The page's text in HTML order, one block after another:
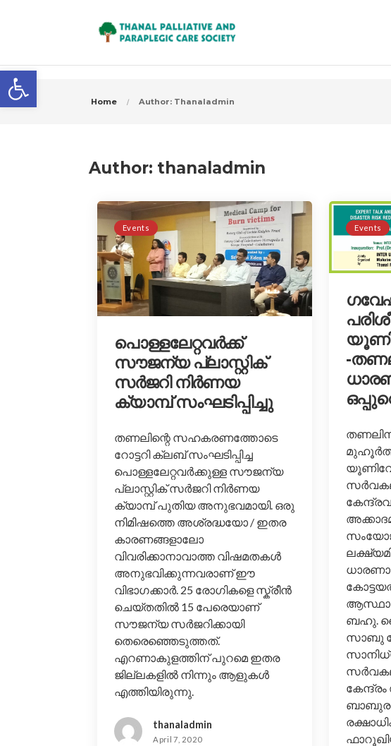
Open toolbar
Home Author: Thanaladmin
Author: thanaladmin
Events
പൊള്ളലേറ്റവർക്ക്
സൗജന്യ പ്ലാസ്റ്റിക്
സർജറി നിർണയ
ക്യാമ്പ്‌ സംഘടിപ്പിച്ചു
തണലിന്റെ സഹകരണത്തോടെ
റോട്ടറി ക്ലബ്‌ സംഘടിപ്പിച്ച
പൊള്ളലേറ്റവർക്കുള്ള സൗജന്യ
പ്ലാസ്റ്റിക് സർജറി നിർണയ
ക്യാമ്പ്‌ പുതിയ അനുഭവമായി. ഒരു
നിമിഷത്തെ അശ്രദ്ധയോ / ഇതര
കാരണങ്ങളാലോ
വിവരിക്കാനാവാത്ത വിഷമതകൾ
അനുഭവിക്കുന്നവരാണ് ഈ
വിഭാഗക്കാർ. 25 രോഗികളെ സ്ക്രീൻ
ചെയ്തതിൽ 15 പേരെയാണ്
സൗജന്യ സർജറിക്കായി
തെരെഞ്ഞെടുത്തത്.
എറണാകുളത്തിന് പുറമെ ഇതര
ജില്ലകളിൽ നിന്നും ആളുകൾ
എത്തിയിരുന്നു.
thanaladmin
April 7, 2020
Events
-
ബഹു.
സാബു